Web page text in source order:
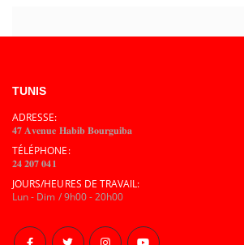
TUNIS
ADRESSE:
𝟒𝟕 𝐀𝐯𝐞𝐧𝐮𝐞 𝐇𝐚𝐛𝐢𝐛 𝐁𝐨𝐮𝐫𝐠𝐮𝐢𝐛𝐚
TÉLÉPHONE:
𝟐𝟒 𝟐𝟎𝟕 𝟎𝟒𝟏
JOURS/HEURES DE TRAVAIL:
Lun - Dim / 9h00 - 20h00